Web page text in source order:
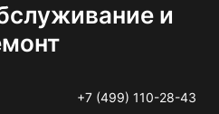
и
+7 (499) 110-28-43